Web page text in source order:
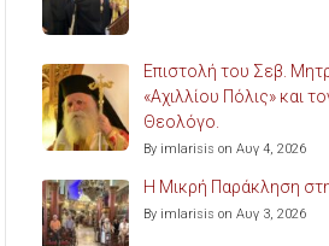
Επιστολή του Σεβ.
«Αχιλλίου Πόλις» και
Θεολόγο.
By imlarisis on Αυγ 4, 2026
Η Μικρή Παράκληση
By imlarisis on Αυγ 3, 2026